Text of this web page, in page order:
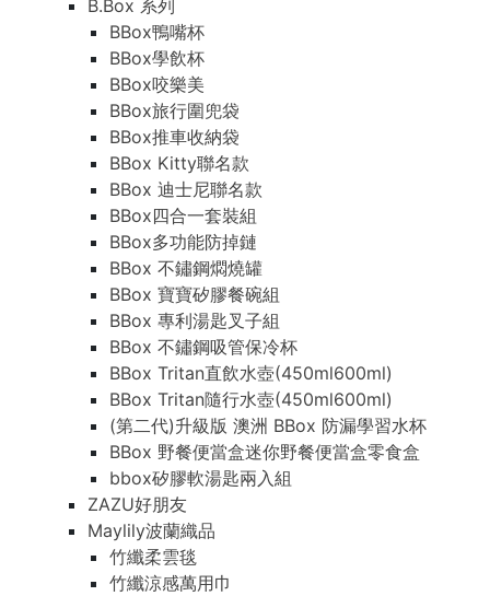
B.Box 系列
BBox鴨嘴杯
BBox學飲杯
BBox咬樂美
BBox旅行圍兜袋
BBox推車收納袋
BBox Kitty聯名款
BBox 迪士尼聯名款
BBox四合一套裝組
BBox多功能防掉鏈
BBox 不鏽鋼燜燒罐
BBox 寶寶矽膠餐碗組
BBox 專利湯匙叉子組
BBox 不鏽鋼吸管保冷杯
BBox Tritan直飲水壺(450ml600ml)
BBox Tritan隨行水壺(450ml600ml)
(第二代)升級版 澳洲 BBox 防漏學習水杯
BBox 野餐便當盒迷你野餐便當盒零食盒
bbox矽膠軟湯匙兩入組
ZAZU好朋友
Maylily波蘭織品
竹纖柔雲毯
竹纖涼感萬用巾